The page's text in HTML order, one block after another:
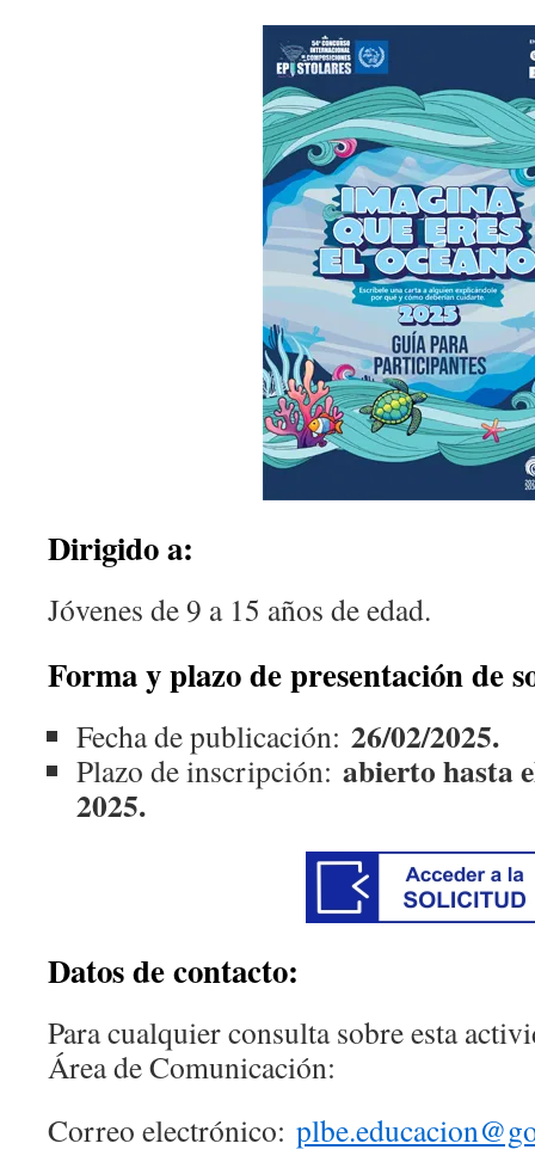
Dirigido a:
Jóvenes de 9 a 15 años de edad.
Forma y plazo de presentación de
Fecha de publicación: 26/02/2025.
Plazo de inscripción: abierto hasta
2025.
Datos de contacto:
Para cualquier consulta sobre esta
Área de Comunicación:
Correo electrónico: